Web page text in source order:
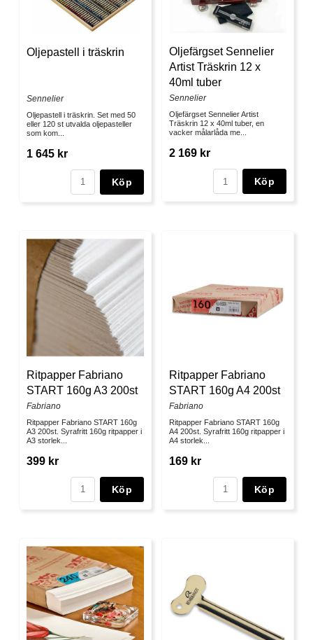
Oljepastell i träskrin
Sennelier
Oljepastell i träskrin. Set med 50
eller 120 st utvalda oljepasteller
som kom...
1 645 kr
Köp
Oljefärgset Sennelier
Artist Träskrin 12 x
40ml tuber
Sennelier
Oljefärgset Sennelier Artist
Träskrin 12 x 40ml tuber, en
vacker målarlåda me...
2 169 kr
Köp
Ritpapper Fabriano
START 160g A3 200st
Fabriano
Ritpapper Fabriano START 160g
A3 200st. Syrafritt 160g ritpapper i
A3 storlek...
399 kr
Köp
Ritpapper Fabriano
START 160g A4 200st
Fabriano
Ritpapper Fabriano START 160g
A4 200st. Syrafritt 160g ritpapper i
A4 storlek...
169 kr
Köp